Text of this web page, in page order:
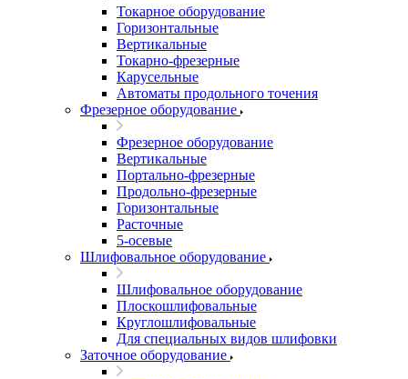
Токарное оборудование
Горизонтальные
Вертикальные
Токарно-фрезерные
Карусельные
Автоматы продольного точения
Фрезерное оборудование
Фрезерное оборудование
Вертикальные
Портально-фрезерные
Продольно-фрезерные
Горизонтальные
Расточные
5-осевые
Шлифовальное оборудование
Шлифовальное оборудование
Плоскошлифовальные
Круглошлифовальные
Для специальных видов шлифовки
Заточное оборудование